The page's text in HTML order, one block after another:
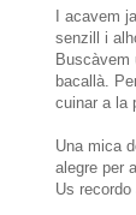
I acavem
senzill i
Buscàvem
bacallà.
cuinar a la
Una mica
alegre per
Us